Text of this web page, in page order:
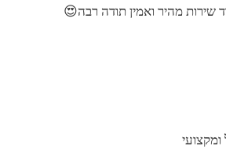
שירות מהיר ואמין תודה רבה😍